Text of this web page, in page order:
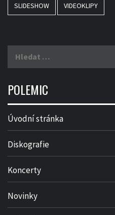
SLIDESHOW VIDEOKLIPY
POLEMIC
Úvodní stránka
Diskografie
Koncerty
Novinky